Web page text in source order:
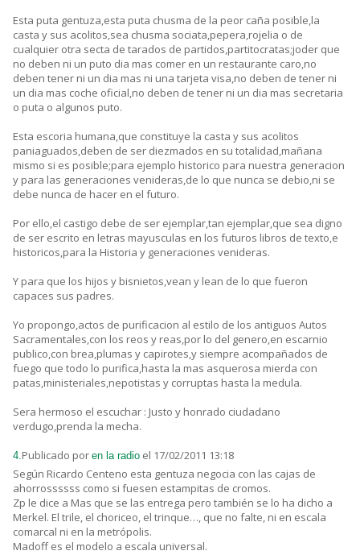
Esta puta gentuza,esta puta chusma de la peor caña posible,la
casta y sus acolitos,sea chusma sociata,pepera,rojelia o de
cualquier otra secta de tarados de partidos,partitocratas;joder que
no deben ni un puto dia mas comer en un restaurante caro,no
deben tener ni un dia mas ni una tarjeta visa,no deben de tener ni
un dia mas coche oficial,no deben de tener ni un dia mas secretaria
o puta o algunos puto.
Esta escoria humana,que constituye la casta y sus acolitos
paniaguados,deben de ser diezmados en su totalidad,mañana
mismo si es posible;para ejemplo historico para nuestra generacion
y para las generaciones venideras,de lo que nunca se debio,ni se
debe nunca de hacer en el futuro.
Por ello,el castigo debe de ser ejemplar,tan ejemplar,que sea digno
de ser escrito en letras mayusculas en los futuros libros de texto,e
historicos,para la Historia y generaciones venideras.
Y para que los hijos y bisnietos,vean y lean de lo que fueron
capaces sus padres.
Yo propongo,actos de purificacion al estilo de los antiguos Autos
Sacramentales,con los reos y reas,por lo del genero,en escarnio
publico,con brea,plumas y capirotes,y siempre acompañados de
fuego que todo lo purifica,hasta la mas asquerosa mierda con
patas,ministeriales,nepotistas y corruptas hasta la medula.
Sera hermoso el escuchar : Justo y honrado ciudadano
verdugo,prenda la mecha.
4.Publicado por en la radio el 17/02/2011 13:18
Según Ricardo Centeno esta gentuza negocia con las cajas de
ahorrossssss como si fuesen estampitas de cromos.
Zp le dice a Mas que se las entrega pero también se lo ha dicho a
Merkel. El trile, el choriceo, el trinque…, que no falte, ni en escala
comarcal ni en la metrópolis.
Madoff es el modelo a escala universal.